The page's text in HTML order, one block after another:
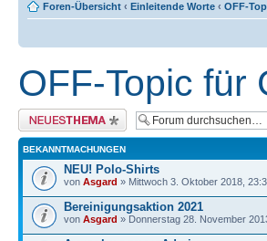
Foren-Übersicht ‹ Einleitende Worte ‹ OFF-
OFF-Topic für
Neues Thema erstellen
BEKANNTMACHUNGEN
NEU! Polo-Shirts
von Asgard » Mittwoch 3. Oktober 2018,
Bereinigungsaktion 2021
von Asgard » Donnerstag 28. November